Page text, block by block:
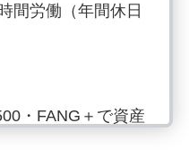
間労働（年間休日
・FANG＋で資産